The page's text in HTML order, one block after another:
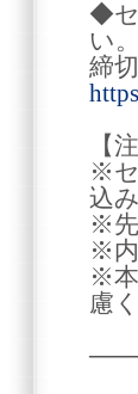
◆セ
い。
締
【
※セ
込
※先
※
※本
慮